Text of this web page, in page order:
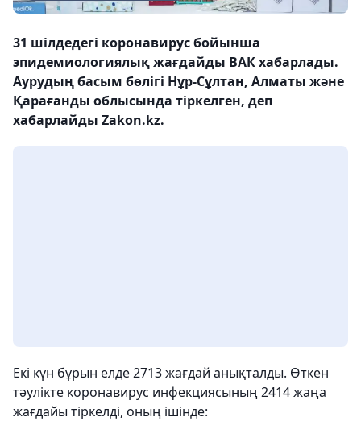
31 шілдедегі коронавирус бойынша
эпидемиологиялық жағдайды ВАК хабарлады.
Аурудың басым бөлігі Нұр-Сұлтан, Алматы және
Қарағанды ​​облысында тіркелген, деп
хабарлайды Zakon.kz.
Екі күн бұрын елде 2713 жағдай анықталды. Өткен
тәулікте коронавирус инфекциясының 2414 жаңа
жағдайы тіркелді, оның ішінде: